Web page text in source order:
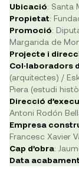
Ubicació: Santa
Propietat:
Promoció:
Margarida de
Projecte i
Col·laboradors
(arquitectes) /
Piera (estudi
Direcció
Antoni Rodón
Empresa
Francesc Xavier
Cap d’obra:
Data